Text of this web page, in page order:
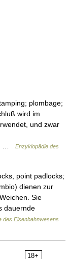
plombage;
wird im
und zwar
…
Enzyklopädie des
point padlocks;
dienen zur
Sie
dauernde
des Eisenbahnwesens
18+